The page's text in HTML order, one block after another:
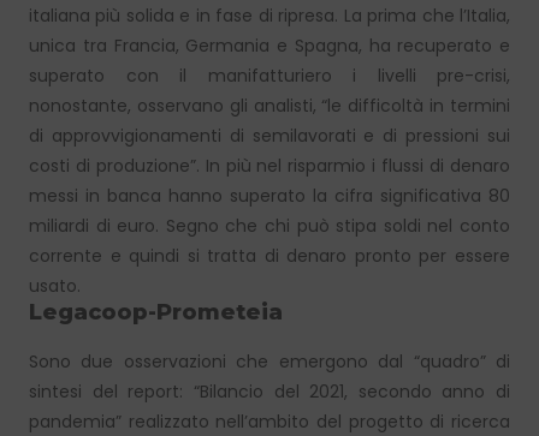
italiana più solida e in fase di ripresa. La prima che l’Italia,
unica tra Francia, Germania e Spagna, ha recuperato e
superato con il manifatturiero i livelli pre-crisi,
nonostante, osservano gli analisti, “le difficoltà in termini
di approvvigionamenti di semilavorati e di pressioni sui
costi di produzione”. In più nel risparmio i flussi di denaro
messi in banca hanno superato la cifra significativa 80
miliardi di euro. Segno che chi può stipa soldi nel conto
corrente e quindi si tratta di denaro pronto per essere
usato.
Legacoop-Prometeia
Sono due osservazioni che emergono dal “quadro” di
sintesi del report: “Bilancio del 2021, secondo anno di
pandemia” realizzato nell’ambito del progetto di ricerca